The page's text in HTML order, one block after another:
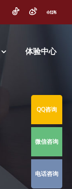
体验中心
QQ咨询
微信咨询
电话咨询